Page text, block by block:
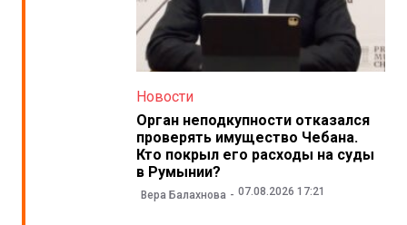
Новости
Орган неподкупности отказался
проверять имущество Чебана.
Кто покрыл его расходы на суды
в Румынии?
Вера Балахнова 07.08.2026 17:21